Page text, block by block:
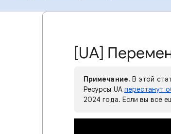
[UA]
Примечание. В этой
Ресурсы UA перестанут
2024 года. Если вы всё